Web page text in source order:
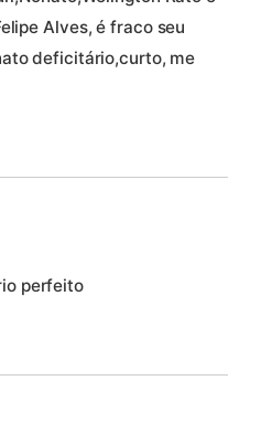
Alves, é fraco seu
deficitário,curto, me
perfeito